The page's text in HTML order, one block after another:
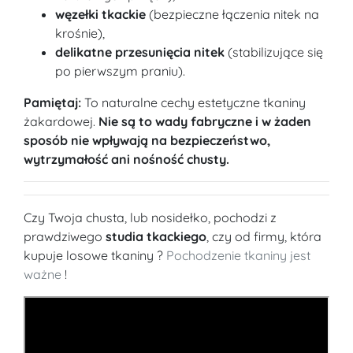
węzełki tkackie (bezpieczne łączenia nitek na
krośnie),
delikatne przesunięcia nitek (stabilizujące się
po pierwszym praniu).
Pamiętaj: To naturalne cechy estetyczne tkaniny
żakardowej. Nie są to wady fabryczne i w żaden
sposób nie wpływają na bezpieczeństwo,
wytrzymałość ani nośność chusty.
Czy Twoja chusta, lub nosidełko, pochodzi z
prawdziwego studia tkackiego, czy od firmy, która
kupuje losowe tkaniny ? Pochodzenie tkaniny jest
ważne !